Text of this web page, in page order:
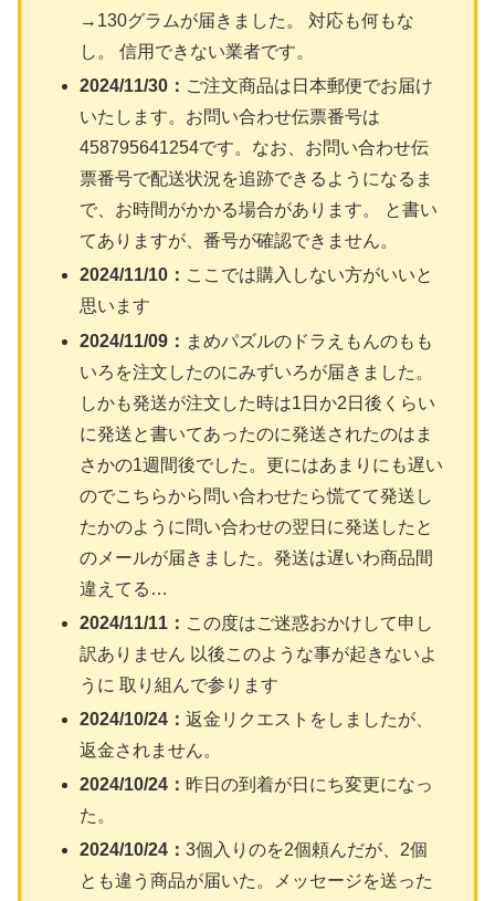
→130グラムが届きました。 対応も何もな
し。 信用できない業者です。
2024/11/30： ご注文商品は日本郵便でお届け
いたします。お問い合わせ伝票番号は
458795641254です。なお、お問い合わせ伝
票番号で配送状況を追跡できるようになるま
で、お時間がかかる場合があります。 と書い
てありますが、番号が確認できません。
2024/11/10： ここでは購入しない方がいいと
思います
2024/11/09： まめパズルのドラえもんのもも
いろを注文したのにみずいろが届きました。
しかも発送が注文した時は1日か2日後くらい
に発送と書いてあったのに発送されたのはま
さかの1週間後でした。更にはあまりにも遅い
のでこちらから問い合わせたら慌てて発送し
たかのように問い合わせの翌日に発送したと
のメールが届きました。発送は遅いわ商品間
違えてる…
2024/11/11： この度はご迷惑おかけして申し
訳ありません 以後このような事が起きないよ
うに 取り組んで参ります
2024/10/24：返金リクエストをしましたが、
返金されません。
2024/10/24： 昨日の到着が日にち変更になっ
た。
2024/10/24：3個入りのを2個頼んだが、2個
とも違う商品が届いた。メッセージを送った